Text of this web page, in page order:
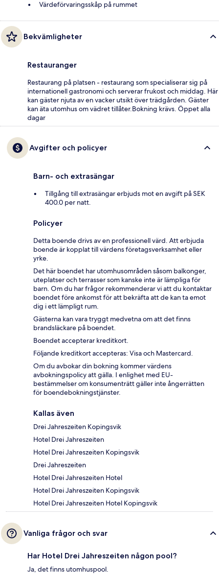
Värdeförvaringsskåp på rummet
Bekvämligheter
Restauranger
Restaurang på platsen - restaurang som specialiserar sig på
internationell gastronomi och serverar frukost och middag. Här
kan gäster njuta av en vacker utsikt över trädgården. Gäster
kan äta utomhus om vädret tillåter.Bokning krävs. Öppet alla
dagar
Avgifter och policyer
Barn- och extrasängar
Tillgång till extrasängar erbjuds mot en avgift på SEK
400.0 per natt.
Policyer
Detta boende drivs av en professionell värd. Att erbjuda
boende är kopplat till värdens företagsverksamhet eller
yrke.
Det här boendet har utomhusområden såsom balkonger,
uteplatser och terrasser som kanske inte är lämpliga för
barn. Om du har frågor rekommenderar vi att du kontaktar
boendet före ankomst för att bekräfta att de kan ta emot
dig i ett lämpligt rum.
Gästerna kan vara tryggt medvetna om att det finns
brandsläckare på boendet.
Boendet accepterar kreditkort.
Följande kreditkort accepteras: Visa och Mastercard.
Om du avbokar din bokning kommer värdens
avbokningspolicy att gälla. I enlighet med EU-
bestämmelser om konsumenträtt gäller inte ångerrätten
för boendebokningstjänster.
Kallas även
Drei Jahreszeiten Kopingsvik
Hotel Drei Jahreszeiten
Hotel Drei Jahreszeiten Kopingsvik
Drei Jahreszeiten
Hotel Drei Jahreszeiten Hotel
Hotel Drei Jahreszeiten Kopingsvik
Hotel Drei Jahreszeiten Hotel Kopingsvik
Vanliga frågor och svar
Har Hotel Drei Jahreszeiten någon pool?
Ja, det finns utomhuspool.